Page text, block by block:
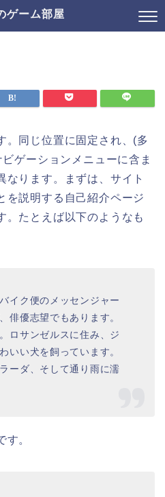
ゲーム部屋
。同じ位置に固定され、(多
ゲーションメニューに含ま
なります。まずは、サイト
を説明する自己紹介ページ
。たとえば以下のようなも
イク便のメッセンジャー
俳優志望でもあります。
ロサンゼルスに住み、ジ
いい犬を飼っています。
ーダ、そして通り雨に濡
す。